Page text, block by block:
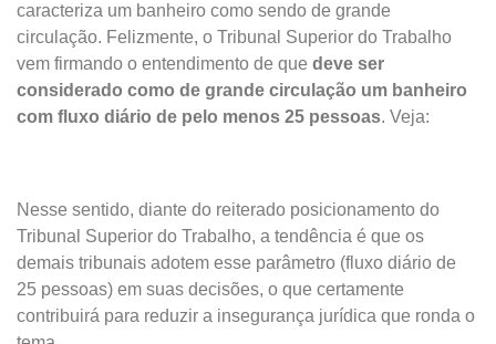
caracteriza um banheiro como sendo de grande
circulação. Felizmente, o Tribunal Superior do Trabalho
vem firmando o entendimento de que deve ser
considerado como de grande circulação um banheiro
com fluxo diário de pelo menos 25 pessoas. Veja:
Nesse sentido, diante do reiterado posicionamento do
Tribunal Superior do Trabalho, a tendência é que os
demais tribunais adotem esse parâmetro (fluxo diário de
25 pessoas) em suas decisões, o que certamente
contribuirá para reduzir a insegurança jurídica que ronda o